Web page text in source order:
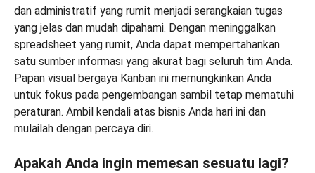
dan administratif yang rumit menjadi serangkaian tugas
yang jelas dan mudah dipahami. Dengan meninggalkan
spreadsheet yang rumit, Anda dapat mempertahankan
satu sumber informasi yang akurat bagi seluruh tim Anda.
Papan visual bergaya Kanban ini memungkinkan Anda
untuk fokus pada pengembangan sambil tetap mematuhi
peraturan. Ambil kendali atas bisnis Anda hari ini dan
mulailah dengan percaya diri.
Apakah Anda ingin memesan sesuatu lagi?